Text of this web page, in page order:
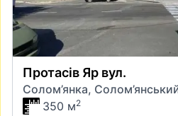
Протасів Яр вул.
Солом’янка,
350 м2